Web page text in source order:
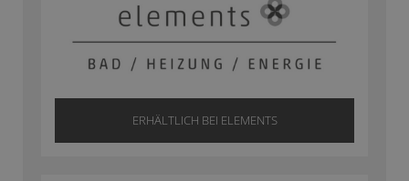
ERHÄLTLICH BEI ELEMENTS